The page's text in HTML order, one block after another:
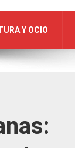
Y OCIO